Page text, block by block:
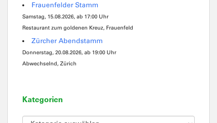
Frauenfelder Stamm
Samstag, 15.08.2026, ab 17:00 Uhr
Restaurant zum goldenen Kreuz, Frauenfeld
Zürcher Abendstamm
Donnerstag, 20.08.2026, ab 19:00 Uhr
Abwechselnd, Zürich
Kategorien
Kategorien